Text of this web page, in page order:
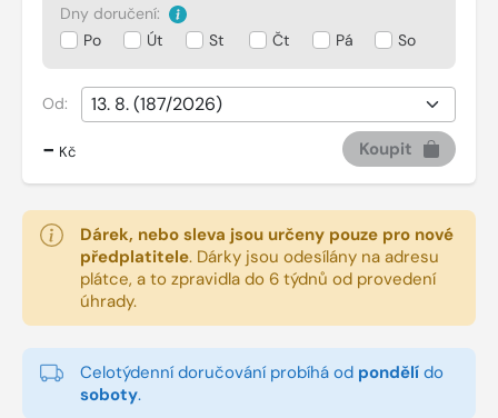
Dny doručení:
Po
Út St Čt Pá So
Od:
- Kč Koupit
Dárek, nebo sleva jsou určeny pouze pro nové
předplatitele. Dárky jsou odesílány na adresu
plátce, a to zpravidla do 6 týdnů od provedení
úhrady.
Celotýdenní doručování probíhá od pondělí do
soboty.